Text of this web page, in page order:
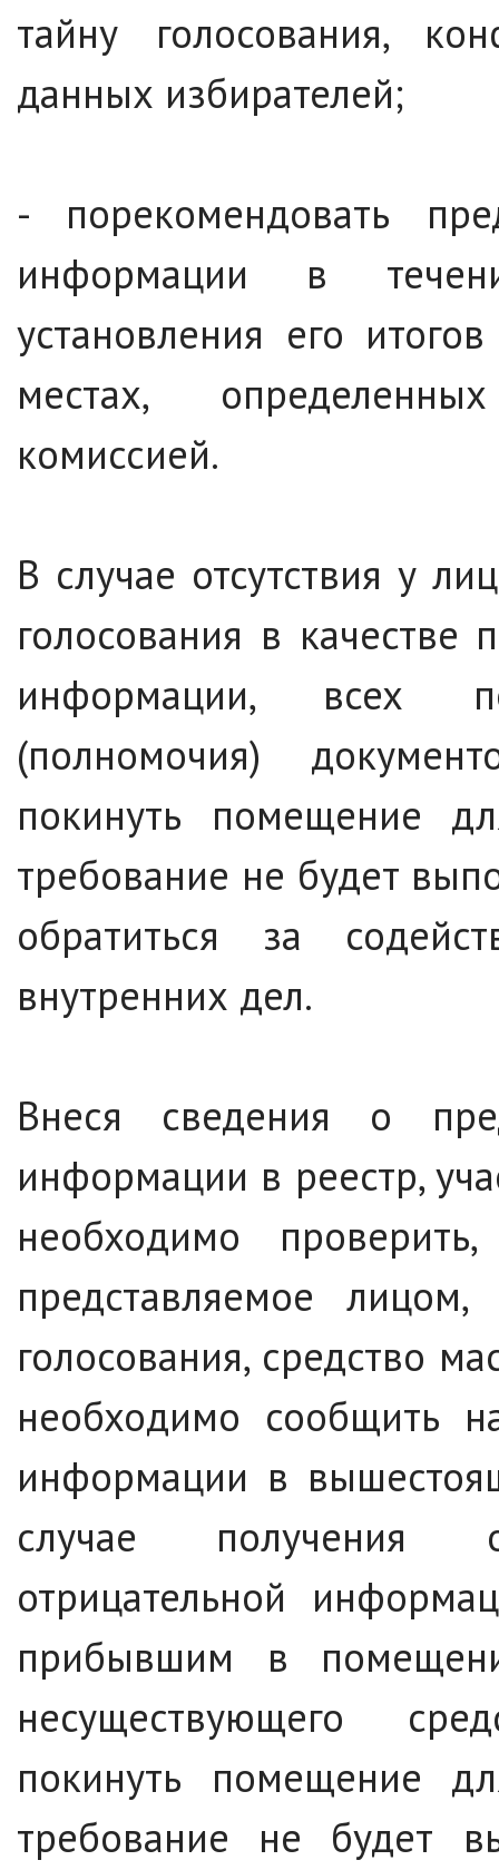
тайну голосования,
данных избирателей;
- порекомендовать
информации в
установления его
местах,
комиссией.
В случае отсутствия у
голосования в качестве
информации, всех
(полномочия)
покинуть помещение
требование не будет
обратиться за
внутренних дел.
Внеся сведения о
информации в реестр,
необходимо
представляемое
голосования, средство
необходимо сообщить
информации в
случае получения
отрицательной
прибывшим в
несуществующего
покинуть помещение
требование не будет